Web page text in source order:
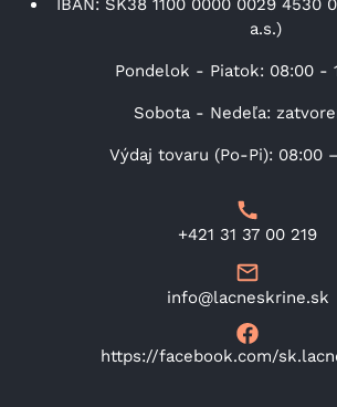
a.s.)
Pondelok - Piatok: 08:00 -
Sobota - Nedeľa:
Výdaj tovaru (Po-Pi): 08:00
+421 31 37 00 219
info@lacneskrine.sk
https://facebook.com/